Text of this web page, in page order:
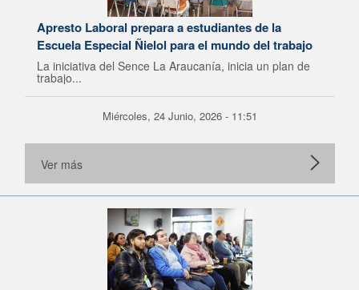
Apresto Laboral prepara a estudiantes de la
Escuela Especial Ñielol para el mundo del trabajo
La iniciativa del Sence La Araucanía, inicia un plan de
trabajo...
Miércoles, 24 Junio, 2026 - 11:51
Ver más